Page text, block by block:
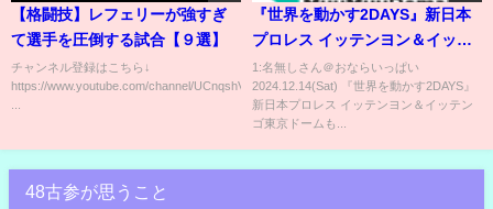
【格闘技】レフェリーが強すぎ
て選手を圧倒する試合【９選】
チャンネル登録はこちら↓
https://www.youtube.com/channel/UCnqshVD3W4LYZ_6eFPsSIfA
『世界を動かす2DAYS』新日本
プロレス イッテンヨン＆イッテ
ンゴ東京ドームもっともっと楽
しもうぜ生配信SP!!
1:名無しさん＠おならいっぱい
2024.12.14(Sat) 『世界を動かす2DAYS』
新日本プロレス イッテンヨン＆イッテン
ゴ東京ドームも...
48古参が思うこと